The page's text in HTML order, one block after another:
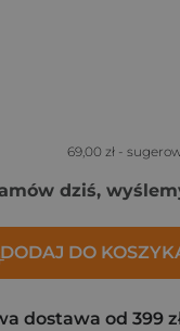
69,00 zł -
dziś,
DODAJ DO
dostawa od 399